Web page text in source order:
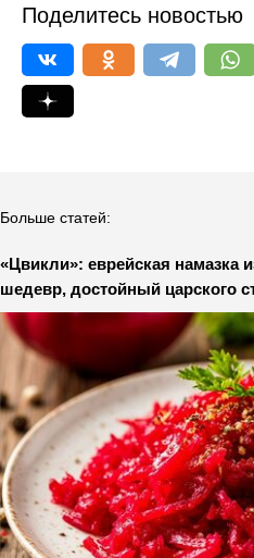
Поделитесь новостью
Больше статей:
«Цвикли»: еврейская намазка
шедевр, достойный царского